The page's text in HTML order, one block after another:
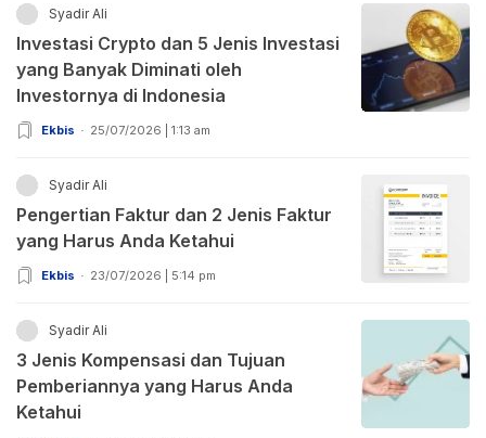
Syadir Ali
Investasi Crypto dan 5 Jenis Investasi
yang Banyak Diminati oleh
Investornya di Indonesia
Ekbis 25/07/2026 | 1:13 am
Syadir Ali
Pengertian Faktur dan 2 Jenis Faktur
yang Harus Anda Ketahui
Ekbis 23/07/2026 | 5:14 pm
Syadir Ali
3 Jenis Kompensasi dan Tujuan
Pemberiannya yang Harus Anda
Ketahui